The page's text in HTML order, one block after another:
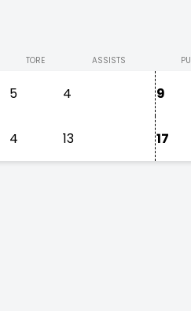
TORE ASSISTS
5 4 9
4 13 17